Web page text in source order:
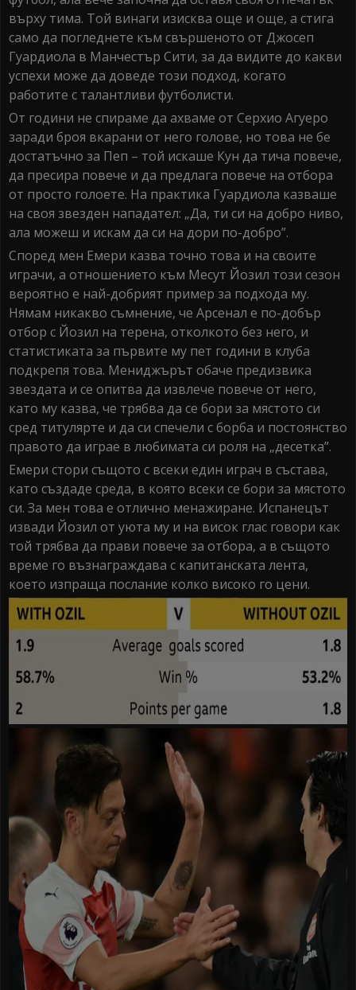
върху тима. Той винаги изисква още и още, а стига
само да погледнете към свършеното от Джосеп
Гуардиола в Манчестър Сити, за да видите до какви
успехи може да доведе този подход, когато
работите с талантливи футболисти.
От години не спираме да ахваме от Серхио Агуеро
заради броя вкарани от него голове, но това не бе
достатъчно за Пеп – той искаше Кун да тича повече,
да пресира повече и да предлага повече на отбора
от просто голоете. На практика Гуардиола казваше
на своя звезден нападател: „Да, ти си на добро ниво,
ала можеш и искам да си на дори по-добро”.
Според мен Емери казва точно това и на своите
играчи, а отношението към Месут Йозил този сезон
вероятно е най-добрият пример за подхода му.
Нямам никакво съмнение, че Арсенал е по-добър
отбор с Йозил на терена, отколкото без него, и
статистиката за първите му пет години в клуба
подкрепя това. Мениджърът обаче предизвика
звездата и се опитва да извлече повече от него,
като му казва, че трябва да се бори за мястото си
сред титулярте и да си спечели с борба и постоянство
правото да играе в любимата си роля на „десетка”.
Емери стори същото с всеки един играч в състава,
като създаде среда, в която всеки се бори за мястото
си. За мен това е отлично менажиране. Испанецът
извади Йозил от уюта му и на висок глас говори как
той трябва да прави повече за отбора, а в същото
време го възнаграждава с капитанската лента,
което изпраща послание колко високо го цени.